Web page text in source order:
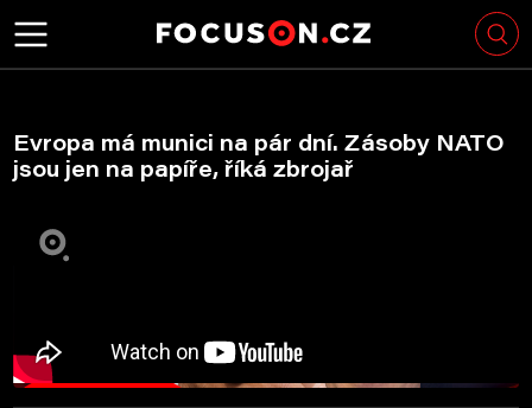
Evropa má munici na pár dní. Zásoby NATO
jsou jen na papíře, říká zbrojař